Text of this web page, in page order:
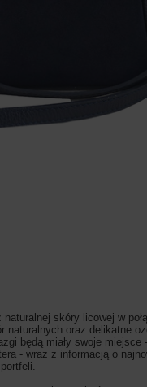
naturalnej skóry licowej w
naturalnych oraz
będą miały swoje
- wraz z informacją o